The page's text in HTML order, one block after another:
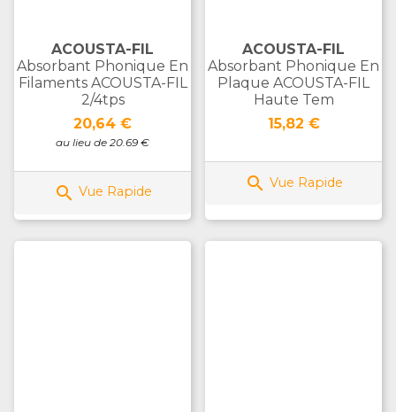
ACOUSTA-FIL
Absorbant Phonique En
Filaments ACOUSTA-FIL
2/4tps
Prix
20,64 €
au lieu de 20.69 €
 Vue Rapide
ACOUSTA-FIL
Absorbant Phonique En
Plaque ACOUSTA-FIL
Haute Tem
Prix
15,82 €
 Vue Rapide